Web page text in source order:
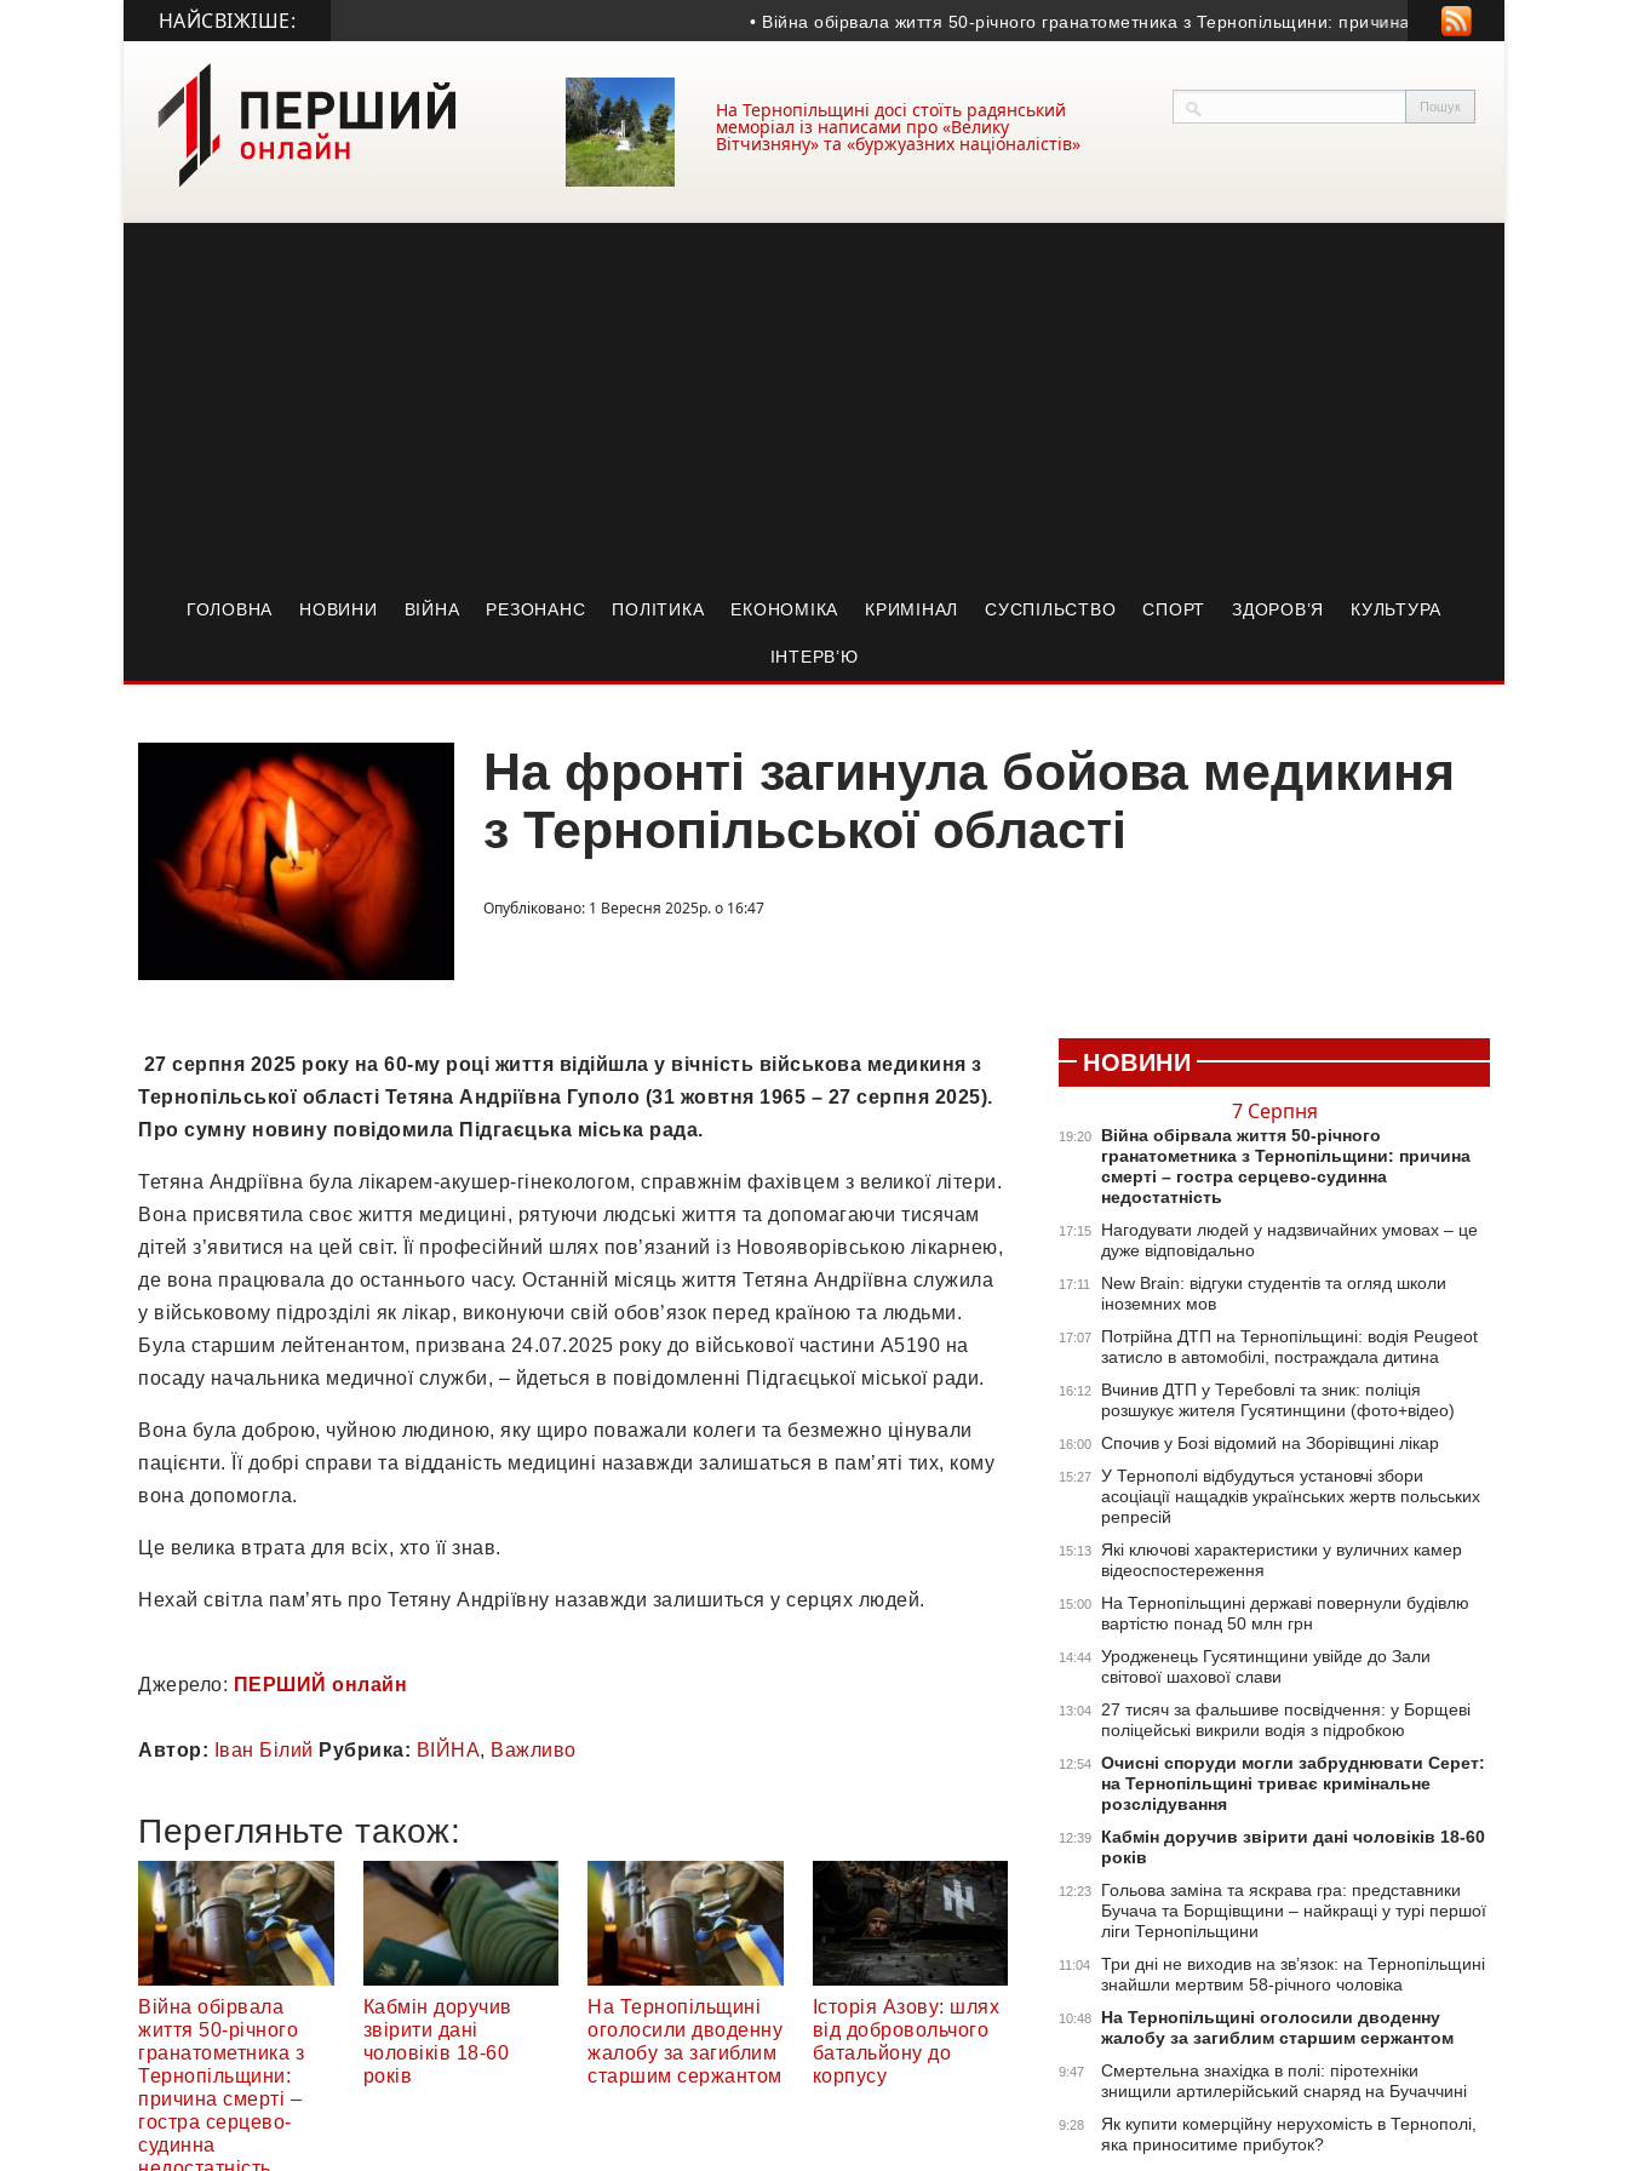
НАЙСВІЖІШЕ: • Війна обірвала життя 50-річного гранатометника з Тернопільщини: причина смерті – гостра серцево-
На Тернопільщині досі стоїть радянський
меморіал із написами про «Велику
Вітчизняну» та «буржуазних націоналістів»
ГОЛОВНА НОВИНИ ВІЙНА РЕЗОНАНС ПОЛІТИКА ЕКОНОМІКА КРИМІНАЛ СУСПІЛЬСТВО СПОРТ ЗДОРОВ’Я КУЛЬТУРА
ІНТЕРВ’Ю
На фронті загинула бойова медикиня
з Тернопільської області
Опубліковано: 1 Вересня 2025р. о 16:47
27 серпня 2025 року на 60-му році життя відійшла у вічність військова медикиня з
Тернопільської області Тетяна Андріївна Гуполо (31 жовтня 1965 – 27 серпня 2025).
Про сумну новину повідомила Підгаєцька міська рада.
Тетяна Андріївна була лікарем-акушер-гінекологом, справжнім фахівцем з великої літери.
Вона присвятила своє життя медицині, рятуючи людські життя та допомагаючи тисячам
дітей з’явитися на цей світ. Її професійний шлях пов’язаний із Новояворівською лікарнею,
де вона працювала до останнього часу. Останній місяць життя Тетяна Андріївна служила
у військовому підрозділі як лікар, виконуючи свій обов’язок перед країною та людьми.
Була старшим лейтенантом, призвана 24.07.2025 року до військової частини А5190 на
посаду начальника медичної служби, – йдеться в повідомленні Підгаєцької міської ради.
Вона була доброю, чуйною людиною, яку щиро поважали колеги та безмежно цінували
пацієнти. Її добрі справи та відданість медицині назавжди залишаться в пам’яті тих, кому
вона допомогла.
Це велика втрата для всіх, хто її знав.
Нехай світла пам’ять про Тетяну Андріївну назавжди залишиться у серцях людей.
Джерело: ПЕРШИЙ онлайн
Автор: Іван Білий Рубрика: ВІЙНА, Важливо
Перегляньте також:
Війна обірвала
життя 50-річного
гранатометника з
Тернопільщини:
причина смерті –
гостра серцево-
судинна
Кабмін доручив
звірити дані
чоловіків 18-60
років
На Тернопільщині
оголосили дводенну
жалобу за загиблим
старшим сержантом
Історія Азову: шлях
від добровольчого
батальйону до
корпусу
НОВИНИ
7 Серпня
19:20
Війна обірвала життя 50-річного
гранатометника з Тернопільщини: причина
смерті – гостра серцево-судинна
недостатність
17:15
Нагодувати людей у надзвичайних умовах – це
дуже відповідально
17:11
New Brain: відгуки студентів та огляд школи
іноземних мов
17:07
Потрійна ДТП на Тернопільщині: водія Peugeot
затисло в автомобілі, постраждала дитина
16:12
Вчинив ДТП у Теребовлі та зник: поліція
розшукує жителя Гусятинщини (фото+відео)
16:00 Спочив у Бозі відомий на Зборівщині лікар
15:27
У Тернополі відбудуться установчі збори
асоціації нащадків українських жертв польських
репресій
15:13
Які ключові характеристики у вуличних камер
відеоспостереження
15:00
На Тернопільщині державі повернули будівлю
вартістю понад 50 млн грн
14:44
Уродженець Гусятинщини увійде до Зали
світової шахової слави
13:04
27 тисяч за фальшиве посвідчення: у Борщеві
поліцейські викрили водія з підробкою
12:54
Очисні споруди могли забруднювати Серет:
на Тернопільщині триває кримінальне
розслідування
12:39
Кабмін доручив звірити дані чоловіків 18-60
років
12:23
Гольова заміна та яскрава гра: представники
Бучача та Борщівщини – найкращі у турі першої
ліги Тернопільщини
11:04
Три дні не виходив на зв’язок: на Тернопільщині
знайшли мертвим 58-річного чоловіка
10:48
На Тернопільщині оголосили дводенну
жалобу за загиблим старшим сержантом
9:47
Смертельна знахідка в полі: піротехніки
знищили артилерійський снаряд на Бучаччині
9:28
Як купити комерційну нерухомість в Тернополі,
яка приноситиме прибуток?